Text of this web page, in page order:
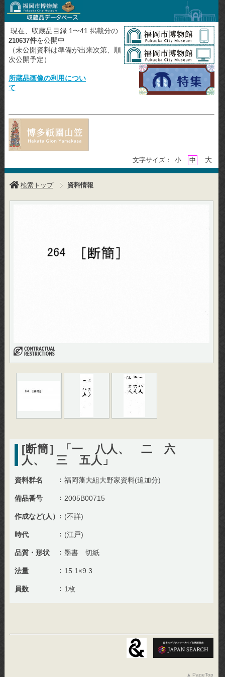
現在、収蔵品目録 1〜41 掲載分の
210637件を公開中
（未公開資料は準備が出来次第、順
次公開予定）
所蔵品画像の利用につい
て
文字サイズ： 小 中 大
検索トップ 資料情報
[断簡］「一 八人、 二 六
人、 三 五人」
資料群名 福岡藩大組大野家資料(追加分)
備品番号 2005B00715
作成など(人） (不詳)
時代 (江戸)
品質・形状 墨書 切紙
法量 15.1×9.3
員数 1枚
PageTop